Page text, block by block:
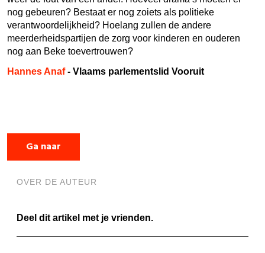
nog gebeuren? Bestaat er nog zoiets als politieke
verantwoordelijkheid? Hoelang zullen de andere
meerderheidspartijen de zorg voor kinderen en ouderen
nog aan Beke toevertrouwen?
Hannes Anaf - Vlaams parlementslid Vooruit
Ga naar
OVER DE AUTEUR
Deel dit artikel met je vrienden.